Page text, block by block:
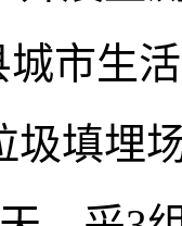
城市生
圾填埋